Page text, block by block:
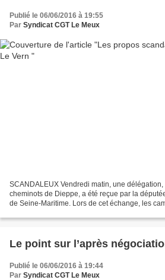
Publié le 06/06/2016 à 19:55
Par Syndicat CGT Le Meux
SCANDALEUX Vendredi matin, une
cheminots de Dieppe, a été reçue par la
de Seine-Maritime. Lors de cet échange, les
Le point sur l’après
Publié le 06/06/2016 à 19:44
Par Syndicat CGT Le Meux